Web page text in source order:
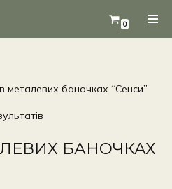
0
металевих баночках “Сенси”
БАНОЧКАХ